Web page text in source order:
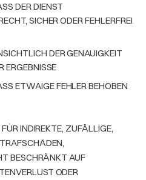
DER DIENST
SICHER ODER FEHLERFREI
DER GENAUIGKEIT
ERGEBNISSE
ETWAIGE FEHLER BEHOBEN
INDIREKTE, ZUFÄLLIGE,
BESCHRÄNKT AUF
ODER